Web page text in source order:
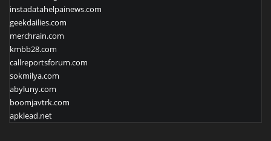
instadatahelpainews.com
geekdailies.com
merchrain.com
kmbb28.com
callreportsforum.com
sokmilya.com
abyluny.com
boomjavtrk.com
apklead.net